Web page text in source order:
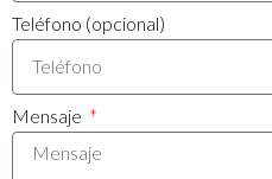
Teléfono (opcional)
Mensaje